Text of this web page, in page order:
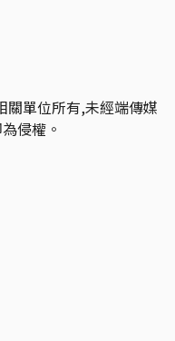
關單位所有,未經端傳媒
侵權。